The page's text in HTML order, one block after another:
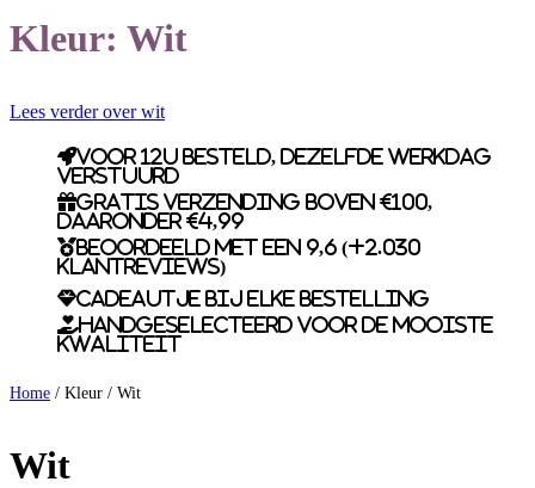
Kleur: Wit
Lees verder over wit
Voor 12u besteld, dezelfde werkdag
verstuurd
Gratis verzending boven €100,
daaronder €4,99
Beoordeeld met een 9,6 (+2.030
klantreviews)
Cadeautje bij elke bestelling
Handgeselecteerd voor de mooiste
kwaliteit
Home / Kleur / Wit
Wit